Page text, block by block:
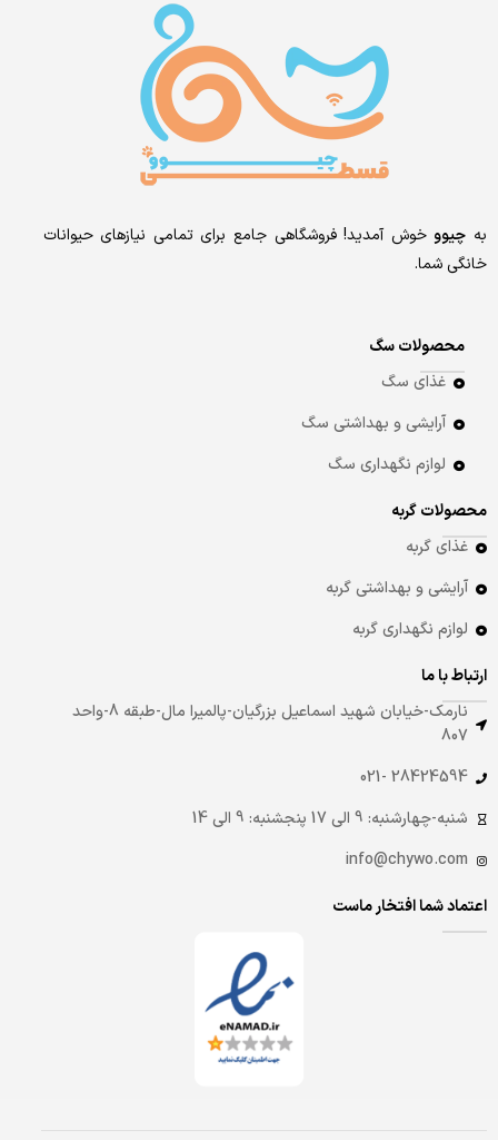
به چیوو خوش آمدید! فروشگاهی جامع برای تمامی نیازهای حیوانات
خانگی شما.
محصولات سگ
غذای سگ
آرایشی و بهداشتی سگ
لوازم نگهداری سگ
محصولات گربه
غذای گربه
آرایشی و بهداشتی گربه
لوازم نگهداری گربه
ارتباط با ما
نارمک-خیابان شهید اسماعیل بزرگیان-پالمیرا مال-طبقه 8-واحد
807
28424594 -021
شنبه-چهارشنبه: 9 الی 17 پنجشنبه: 9 الی 14
info@chywo.com
اعتماد شما افتخار ماست